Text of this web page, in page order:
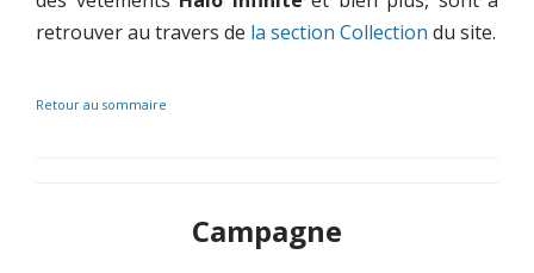
retrouver au travers de la section Collection du site.
Retour au sommaire
Campagne